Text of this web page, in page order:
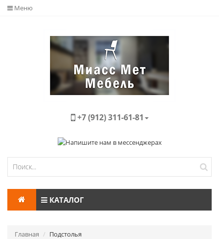
Меню
+7 (912) 311-61-81
КАТАЛОГ
Главная Подстолья